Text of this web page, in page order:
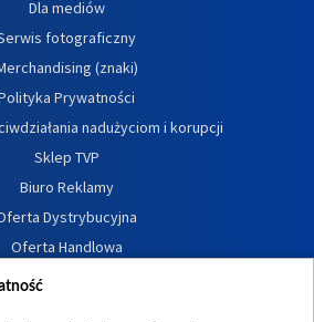
Dla mediów
fotograficzny
(znaki)
Prywatności
nadużyciom i korupcji
Sklep TVP
Biuro Reklamy
Dystrybucyjna
Oferta Handlowa
Dostępność